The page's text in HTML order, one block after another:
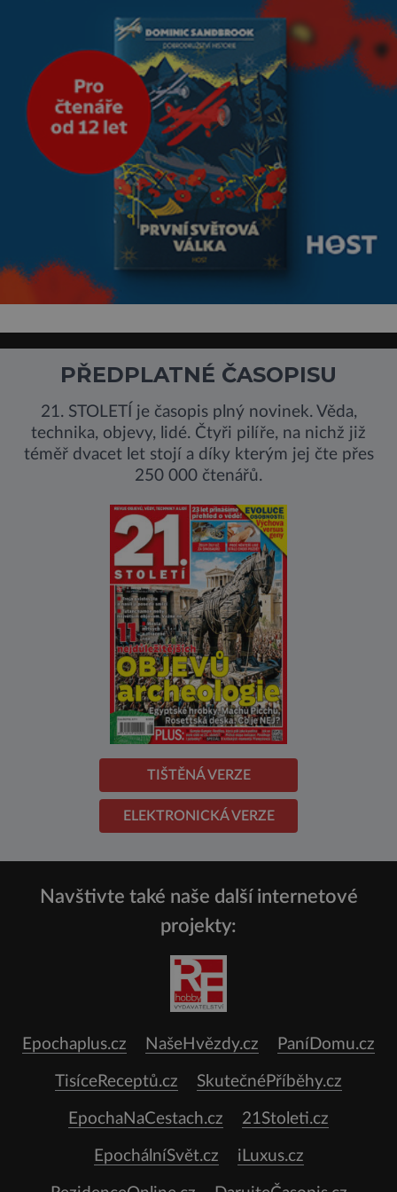
PŘEDPLATNÉ ČASOPISU
21. STOLETÍ je časopis plný novinek. Věda,
technika, objevy, lidé. Čtyři pilíře, na nichž již
téměř dvacet let stojí a díky kterým jej čte přes
250 000 čtenářů.
TIŠTĚNÁ VERZE
ELEKTRONICKÁ VERZE
Navštivte také naše další internetové
projekty:
Epochaplus.cz NašeHvězdy.cz PaníDomu.cz
TisíceReceptů.cz SkutečnéPříběhy.cz
EpochaNaCestach.cz 21Stoleti.cz
EpochálníSvět.cz iLuxus.cz